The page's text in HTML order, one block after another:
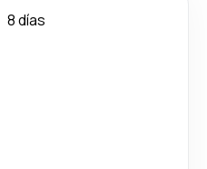
8 días